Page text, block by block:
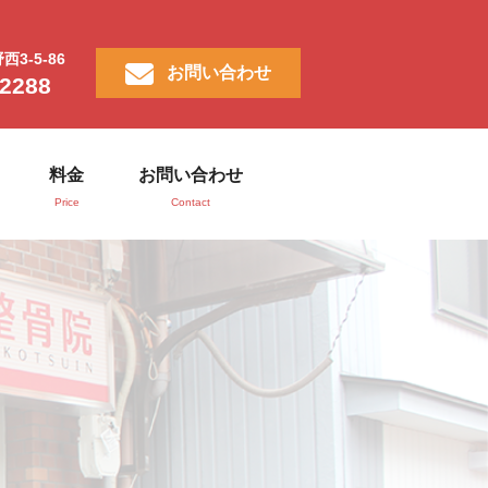
西3-5-86
お問い合わせ
料金
Price
お問い合わせ
Contact